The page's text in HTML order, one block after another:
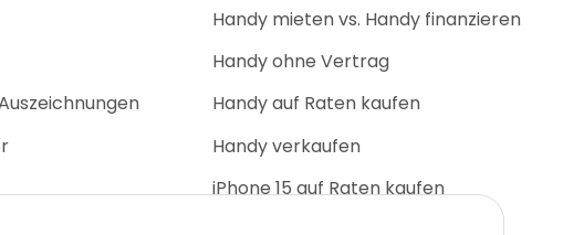
Handy mieten vs. Handy finanzieren
Handy ohne Vertrag
Handy auf Raten kaufen
Handy verkaufen
iPhone 15 auf Raten kaufen